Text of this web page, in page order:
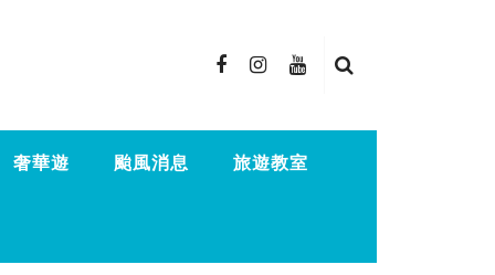
奢華遊 颱風消息 旅遊教室